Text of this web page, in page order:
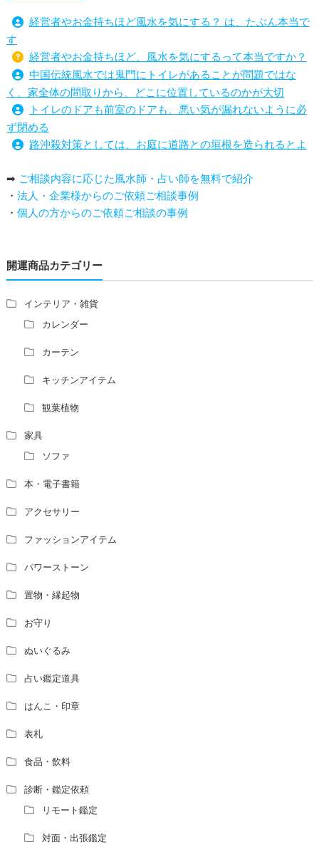
経営者やお金持ちほど風水を気にする？ は、たぶん本当で
す
経営者やお金持ちほど、風水を気にするって本当ですか？
中国伝統風水では鬼門にトイレがあることが問題ではな
く、家全体の間取りから、どこに位置しているのかが大切
トイレのドアも前室のドアも、悪い気が漏れないように必
ず閉める
路沖殺対策としては、お庭に道路との垣根を造られるとよ
庭を広げると路沖殺（ろちゅうさつ）は防げますか？
トイレ前室のドアの開け閉めについて
増築して家相の中心軸が変わると、鬼門の方角にあるトイ
占い師さんは、幽霊を見たことがありますか？
家相風水の診断・鑑定料金や相場について
家相・風水の鑑定料金の相場が知りたい。
風水の流派について教えてください。
風水師になるには、どんな勉強をすればいいですか？
➡ ご相談内容に応じた風水師・占い師を無料で紹介
・ 法人・企業様からのご依頼ご相談事例
・ 個人の方からのご依頼ご相談の事例
開運商品カテゴリー
インテリア・雑貨
カレンダー
カーテン
キッチンアイテム
観葉植物
家具
ソファ
本・電子書籍
アクセサリー
ファッションアイテム
パワーストーン
置物・縁起物
お守り
ぬいぐるみ
占い鑑定道具
はんこ・印章
表札
食品・飲料
診断・鑑定依頼
リモート鑑定
対面・出張鑑定